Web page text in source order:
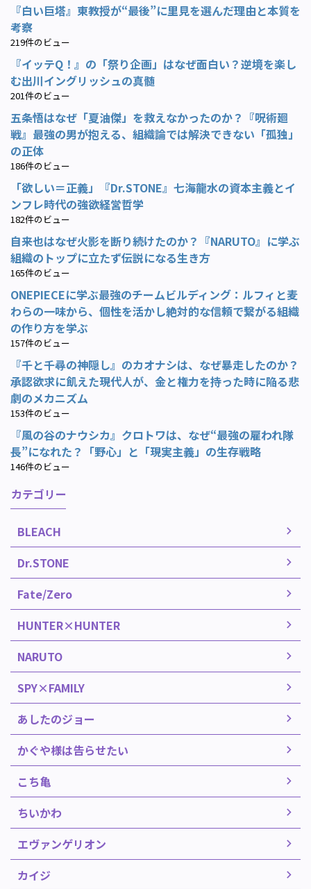
『白い巨塔』東教授が“最後”に里見を選んだ理由と本質を
考察
219件のビュー
『イッテQ！』の「祭り企画」はなぜ面白い？逆境を楽し
む出川イングリッシュの真髄
201件のビュー
五条悟はなぜ「夏油傑」を救えなかったのか？『呪術廻
戦』最強の男が抱える、組織論では解決できない「孤独」
の正体
186件のビュー
「欲しい＝正義」『Dr.STONE』七海龍水の資本主義とイ
ンフレ時代の強欲経営哲学
182件のビュー
自来也はなぜ火影を断り続けたのか？『NARUTO』に学ぶ
組織のトップに立たず伝説になる生き方
165件のビュー
ONEPIECEに学ぶ最強のチームビルディング：ルフィと麦
わらの一味から、個性を活かし絶対的な信頼で繋がる組織
の作り方を学ぶ
157件のビュー
『千と千尋の神隠し』のカオナシは、なぜ暴走したのか？
承認欲求に飢えた現代人が、金と権力を持った時に陥る悲
劇のメカニズム
153件のビュー
『風の谷のナウシカ』クロトワは、なぜ“最強の雇われ隊
長”になれた？「野心」と「現実主義」の生存戦略
146件のビュー
カテゴリー
BLEACH
Dr.STONE
Fate/Zero
HUNTER×HUNTER
NARUTO
SPY×FAMILY
あしたのジョー
かぐや様は告らせたい
こち亀
ちいかわ
エヴァンゲリオン
カイジ